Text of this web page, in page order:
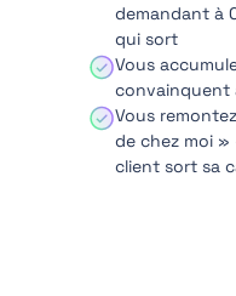
demandant à
qui sort
Vous
convainquent
Vous
de chez moi
client sort sa